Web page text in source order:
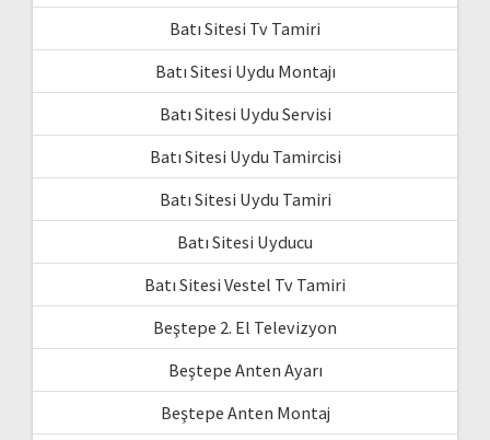
Batı Sitesi Tv Tamiri
Batı Sitesi Uydu Montajı
Batı Sitesi Uydu Servisi
Batı Sitesi Uydu Tamircisi
Batı Sitesi Uydu Tamiri
Batı Sitesi Uyducu
Batı Sitesi Vestel Tv Tamiri
Beştepe 2. El Televizyon
Beştepe Anten Ayarı
Beştepe Anten Montaj